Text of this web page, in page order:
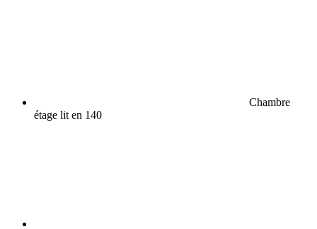
Chambre
étage lit en 140